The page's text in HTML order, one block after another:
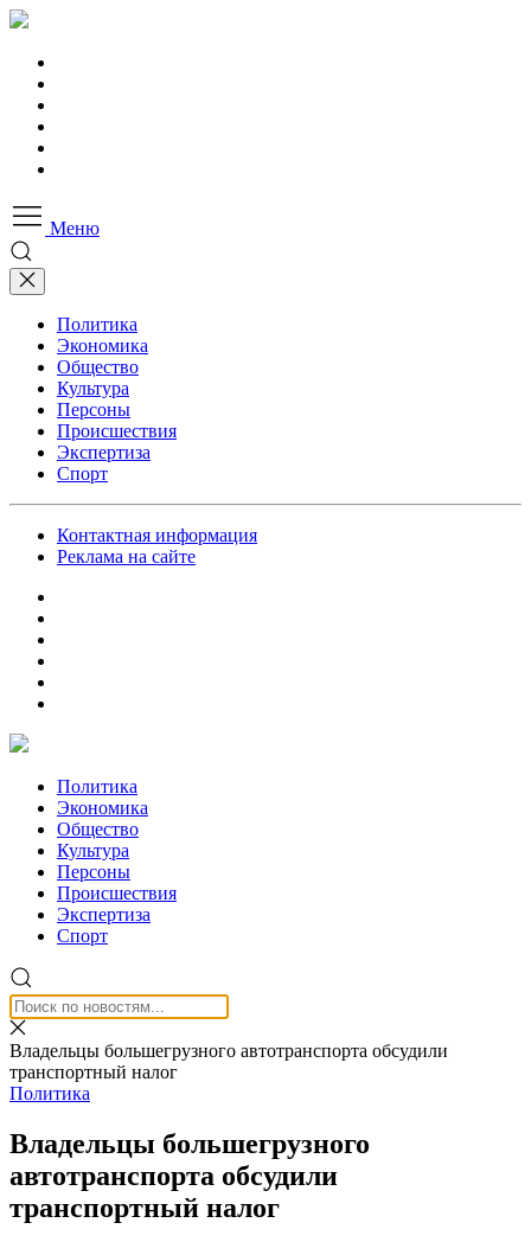
Меню
Политика
Экономика
Общество
Культура
Персоны
Происшествия
Экспертиза
Спорт
Контактная информация
Реклама на сайте
Политика
Экономика
Общество
Культура
Персоны
Происшествия
Экспертиза
Спорт
Владельцы большегрузного автотранспорта обсудили
транспортный налог
Политика
Владельцы большегрузного
автотранспорта обсудили
транспортный налог